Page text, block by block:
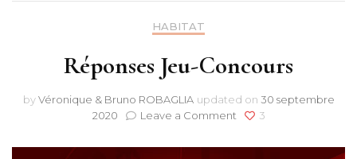
HABITAT
Réponses Jeu-Concours
byVéronique & Bruno ROBAGLIA updated on 30 septembre
2020
Leave a Commenton
Jeu-
3